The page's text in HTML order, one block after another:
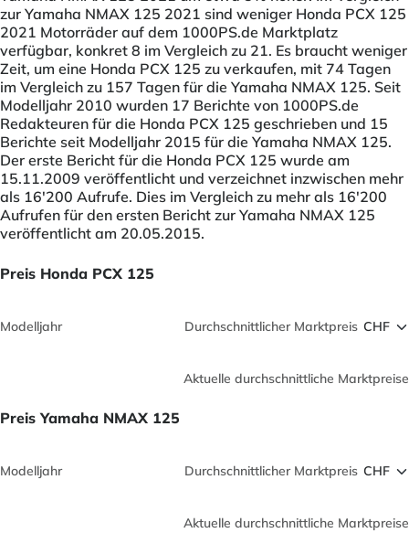
zur Yamaha NMAX 125 2021 sind weniger Honda PCX 125
2021 Motorräder auf dem 1000PS.de Marktplatz
verfügbar, konkret 8 im Vergleich zu 21. Es braucht weniger
Zeit, um eine Honda PCX 125 zu verkaufen, mit 74 Tagen
im Vergleich zu 157 Tagen für die Yamaha NMAX 125. Seit
Modelljahr 2010 wurden 17 Berichte von 1000PS.de
Redakteuren für die Honda PCX 125 geschrieben und 15
Berichte seit Modelljahr 2015 für die Yamaha NMAX 125.
Der erste Bericht für die Honda PCX 125 wurde am
15.11.2009 veröffentlicht und verzeichnet inzwischen mehr
als 16'200 Aufrufe. Dies im Vergleich zu mehr als 16'200
Aufrufen für den ersten Bericht zur Yamaha NMAX 125
veröffentlicht am 20.05.2015.
Preis Honda PCX 125
Modelljahr Durchschnittlicher Marktpreis
Aktuelle durchschnittliche Marktpreise
Preis Yamaha NMAX 125
Modelljahr Durchschnittlicher Marktpreis
Aktuelle durchschnittliche Marktpreise